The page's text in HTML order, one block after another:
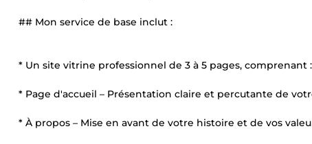
## Mon service de base inclut :
* Un site vitrine professionnel de 3 à 5 pages, comprenant :
* Page d'accueil – Présentation claire et percutante de
* À propos – Mise en avant de votre histoire et de vos